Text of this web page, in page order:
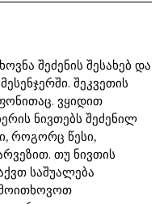
შეძენის შესახებ და
შეკვეთის
ვყიდით
ნივთებს შეძენილ
როგორც წესი,
თუ ნივთის
საშუალება